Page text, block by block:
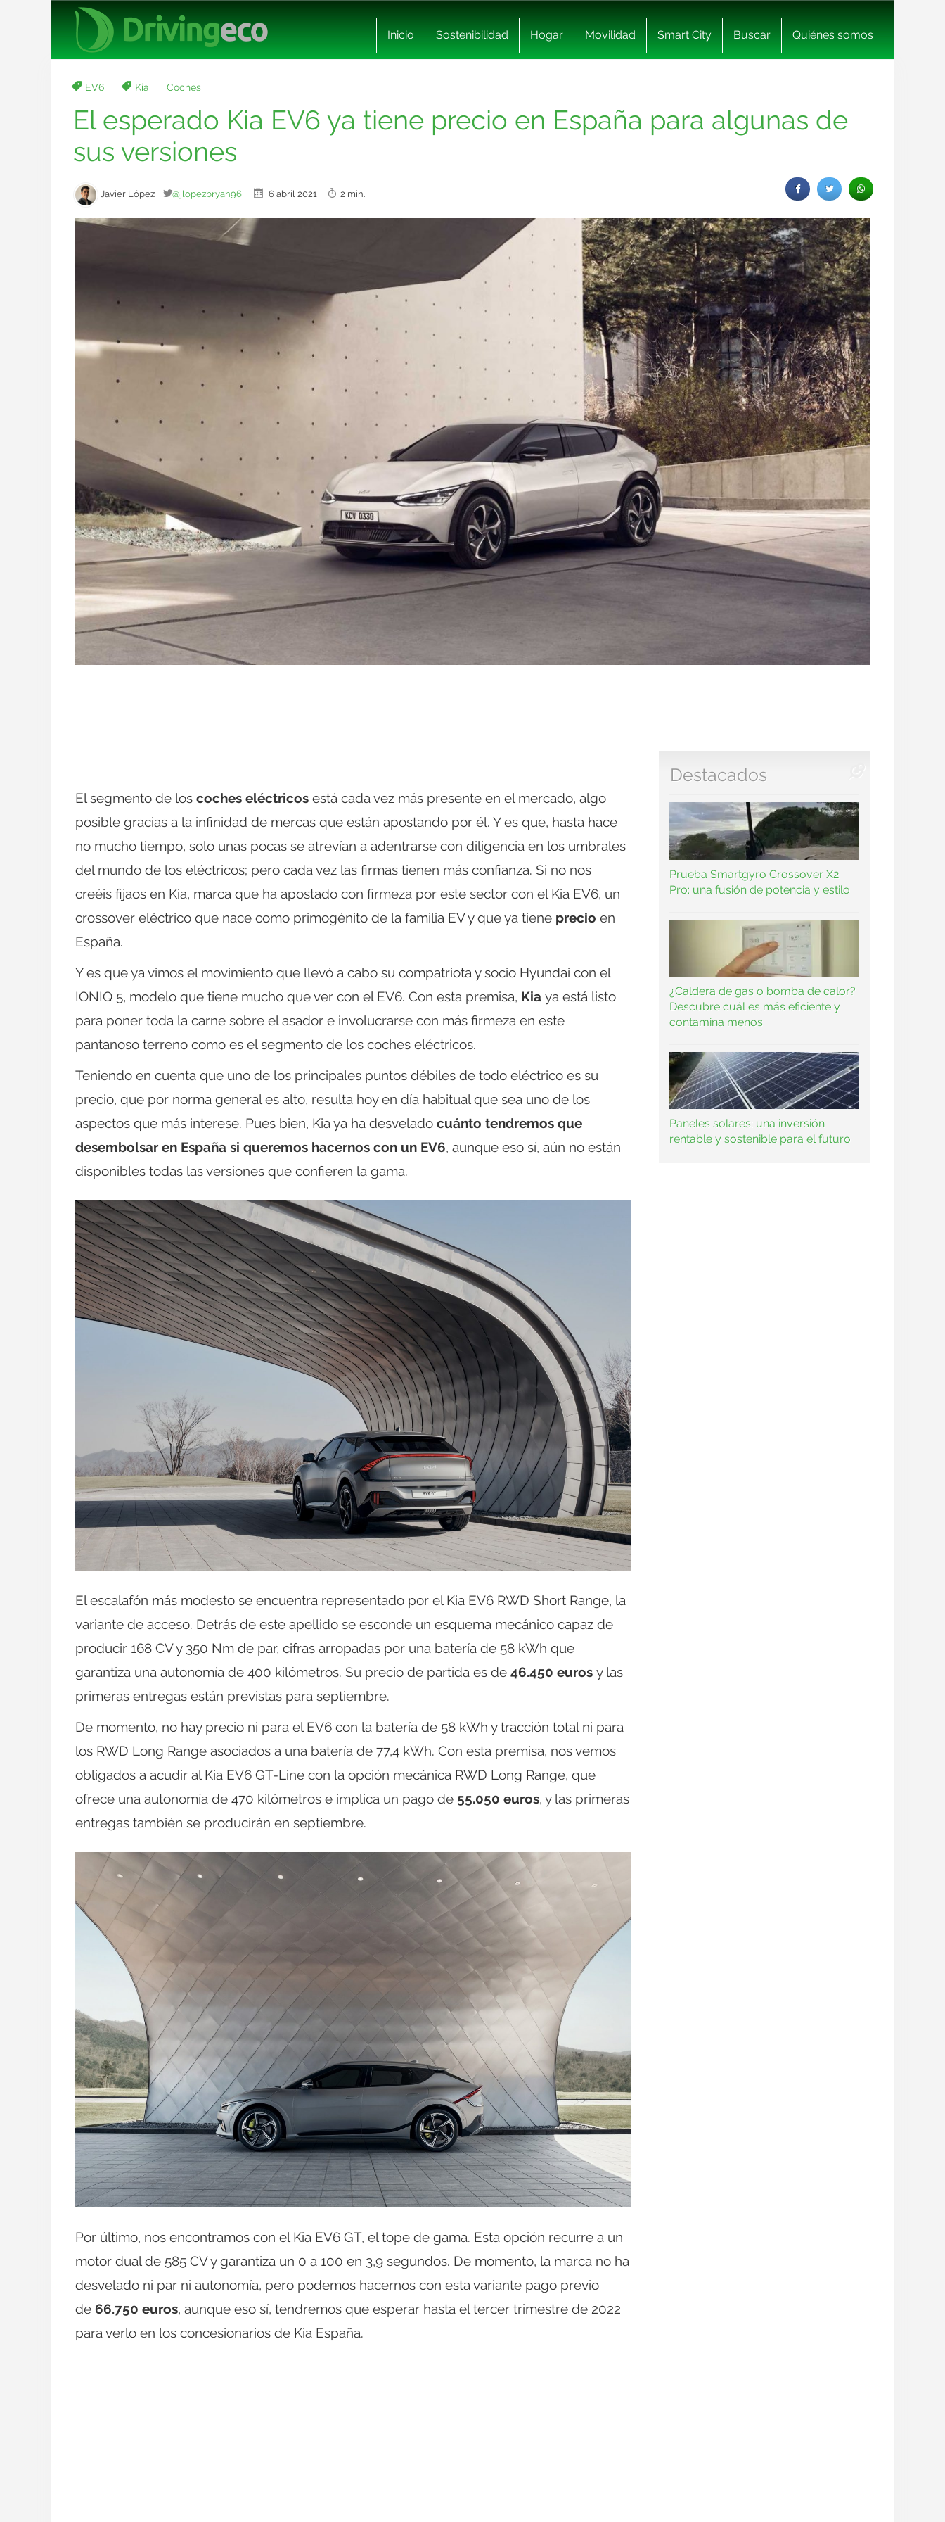
Inicio Sostenibilidad Hogar Movilidad Smart City Buscar Quiénes somos
EV6 Kia Coches
El esperado Kia EV6 ya tiene precio en España para algunas de
sus versiones
Javier López @jlopezbryan96 6 abril 2021 2 min.
El segmento de los coches eléctricos está cada vez más presente en el mercado, algo
posible gracias a la infinidad de mercas que están apostando por él. Y es que, hasta hace
no mucho tiempo, solo unas pocas se atrevían a adentrarse con diligencia en los umbrales
del mundo de los eléctricos; pero cada vez las firmas tienen más confianza. Si no nos
creéis fijaos en Kia, marca que ha apostado con firmeza por este sector con el Kia EV6, un
crossover eléctrico que nace como primogénito de la familia EV y que ya tiene precio en
España.
Y es que ya vimos el movimiento que llevó a cabo su compatriota y socio Hyundai con el
IONIQ 5, modelo que tiene mucho que ver con el EV6. Con esta premisa, Kia ya está listo
para poner toda la carne sobre el asador e involucrarse con más firmeza en este
pantanoso terreno como es el segmento de los coches eléctricos.
Teniendo en cuenta que uno de los principales puntos débiles de todo eléctrico es su
precio, que por norma general es alto, resulta hoy en día habitual que sea uno de los
aspectos que más interese. Pues bien, Kia ya ha desvelado cuánto tendremos que
desembolsar en España si queremos hacernos con un EV6, aunque eso sí, aún no están
disponibles todas las versiones que confieren la gama.
El escalafón más modesto se encuentra representado por el Kia EV6 RWD Short Range, la
variante de acceso. Detrás de este apellido se esconde un esquema mecánico capaz de
producir 168 CV y 350 Nm de par, cifras arropadas por una batería de 58 kWh que
garantiza una autonomía de 400 kilómetros. Su precio de partida es de 46.450 euros y las
primeras entregas están previstas para septiembre.
De momento, no hay precio ni para el EV6 con la batería de 58 kWh y tracción total ni para
los RWD Long Range asociados a una batería de 77,4 kWh. Con esta premisa, nos vemos
obligados a acudir al Kia EV6 GT-Line con la opción mecánica RWD Long Range, que
ofrece una autonomía de 470 kilómetros e implica un pago de 55.050 euros, y las primeras
entregas también se producirán en septiembre.
Por último, nos encontramos con el Kia EV6 GT, el tope de gama. Esta opción recurre a un
motor dual de 585 CV y garantiza un 0 a 100 en 3,9 segundos. De momento, la marca no ha
desvelado ni par ni autonomía, pero podemos hacernos con esta variante pago previo
de 66.750 euros, aunque eso sí, tendremos que esperar hasta el tercer trimestre de 2022
para verlo en los concesionarios de Kia España.
Destacados
Prueba Smartgyro Crossover X2
Pro: una fusión de potencia y estilo
¿Caldera de gas o bomba de calor?
Descubre cuál es más eficiente y
contamina menos
Paneles solares: una inversión
rentable y sostenible para el futuro